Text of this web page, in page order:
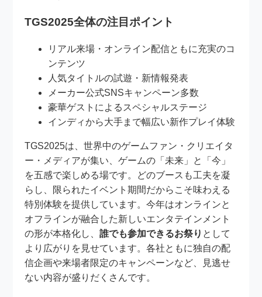
TGS2025全体の注目ポイント
リアル来場・オンライン配信ともに充実のコ
ンテンツ
人気タイトルの試遊・新情報発表
メーカー公式SNSキャンペーン多数
豪華ゲストによるスペシャルステージ
インディから大手まで幅広い新作プレイ体験
TGS2025は、世界中のゲームファン・クリエイタ
ー・メディアが集い、ゲームの「未来」と「今」
を五感で楽しめる場です。どのブースも工夫を凝
らし、限られたイベント期間だからこそ味わえる
特別体験を提供しています。今年はオンラインと
オフラインが融合した新しいエンタテインメント
の形が本格化し、誰でも参加できるお祭り として
より広がりを見せています。各社ともに独自の配
信企画や来場者限定のキャンペーンなど、見逃せ
ない内容が盛りだくさんです。